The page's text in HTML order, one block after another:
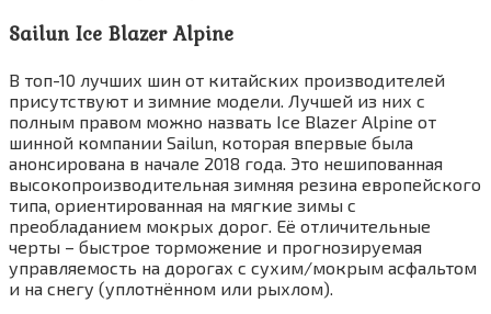
Sailun Ice Blazer Alpine
В топ-10 лучших шин от китайских производителей
присутствуют и зимние модели. Лучшей из них с
полным правом можно назвать Ice Blazer Alpine от
шинной компании Sailun, которая впервые была
анонсирована в начале 2018 года. Это нешипованная
высокопроизводительная зимняя резина европейского
типа, ориентированная на мягкие зимы с
преобладанием мокрых дорог. Её отличительные
черты – быстрое торможение и прогнозируемая
управляемость на дорогах с сухим/мокрым асфальтом
и на снегу (уплотнённом или рыхлом).